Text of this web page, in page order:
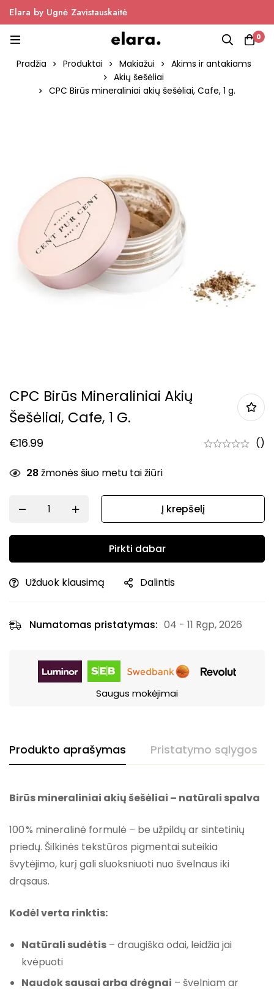
Elara by Ugnė Zavistauskaitė
0
Pradžia Produktai Makiažui
Akims ir antakiams
Akių šešėliai
CPC Birūs mineraliniai akių šešėliai, Cafe, 1 g.
CPC Birūs Mineraliniai Akių
Šešėliai, Cafe, 1 G.
€16.99 ()
28žmonės šiuo metu tai žiūri
Į krepšelį
Pirkti dabar
Užduok klausimą Dalintis
Numatomas pristatymas: 04 - 11 Rgp, 2026
Saugus mokėjimai
Produkto aprašymas Pristatymo sąlygos
Birūs mineraliniai akių šešėliai – natūrali spalva
100 % mineralinė formulė – be užpildų ar sintetinių
priedų. Šilkinės tekstūros pigmentai suteikia
švytėjimo, kurį gali sluoksniuoti nuo švelnaus iki
drąsaus.
Kodėl verta rinktis:
Natūrali sudėtis – draugiška odai, leidžia jai
kvėpuoti
Naudok sausai arba drėgnai – švelniam ar